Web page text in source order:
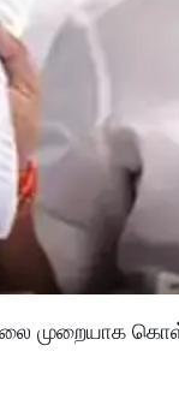
முறையாக